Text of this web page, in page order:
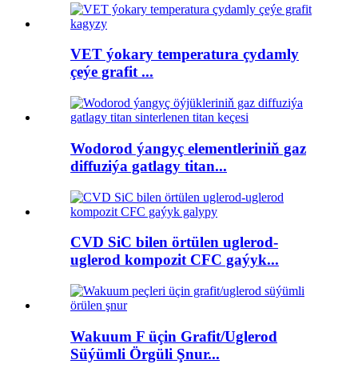
VET ýokary temperatura çydamly
çeýe grafit ...
Wodorod ýangyç elementleriniň gaz
diffuziýa gatlagy titan...
CVD SiC bilen örtülen uglerod-
uglerod kompozit CFC gaýyk...
Wakuum F üçin Grafit/Uglerod
Süýümli Örgüli Şnur...